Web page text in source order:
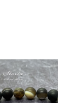
像現物・RT02】